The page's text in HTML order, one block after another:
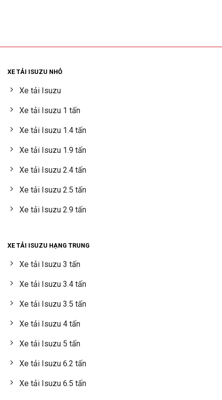
XE TẢI ISUZU NHỎ
Xe tải Isuzu
Xe tải Isuzu 1 tấn
Xe tải Isuzu 1.4 tấn
Xe tải Isuzu 1.9 tấn
Xe tải Isuzu 2.4 tấn
Xe tải Isuzu 2.5 tấn
Xe tải Isuzu 2.9 tấn
XE TẢI ISUZU HẠNG TRUNG
Xe tải Isuzu 3 tấn
Xe tải Isuzu 3.4 tấn
Xe tải Isuzu 3.5 tấn
Xe tải Isuzu 4 tấn
Xe tải Isuzu 5 tấn
Xe tải Isuzu 6.2 tấn
Xe tải Isuzu 6.5 tấn